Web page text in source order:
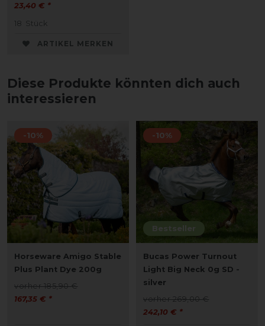
23,40 € *
18 Stück
ARTIKEL MERKEN
Diese Produkte könnten dich auch
interessieren
-10%
Horseware Amigo Stable
Plus Plant Dye 200g
vorher 185,90 €
167,35 € *
Bestseller
-10%
Bucas Power Turnout
Light Big Neck 0g SD -
silver
vorher 269,00 €
242,10 € *